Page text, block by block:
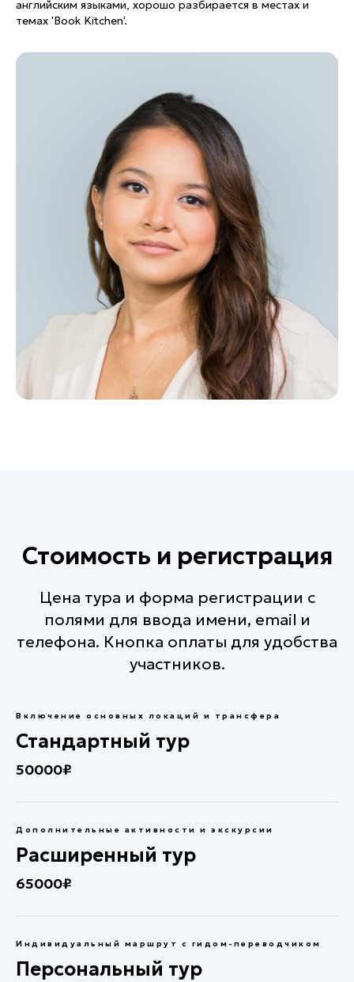
английским языками, хорошо разбирается в местах и
темах 'Book Kitchen'.
Стоимость и регистрация
Цена тура и форма регистрации с
полями для ввода имени, email и
телефона. Кнопка оплаты для удобства
участников.
Включение основных локаций и трансфера
Стандартный тур
50000₽
Дополнительные активности и экскурсии
Расширенный тур
65000₽
Индивидуальный маршрут с гидом-переводчиком
Персональный тур